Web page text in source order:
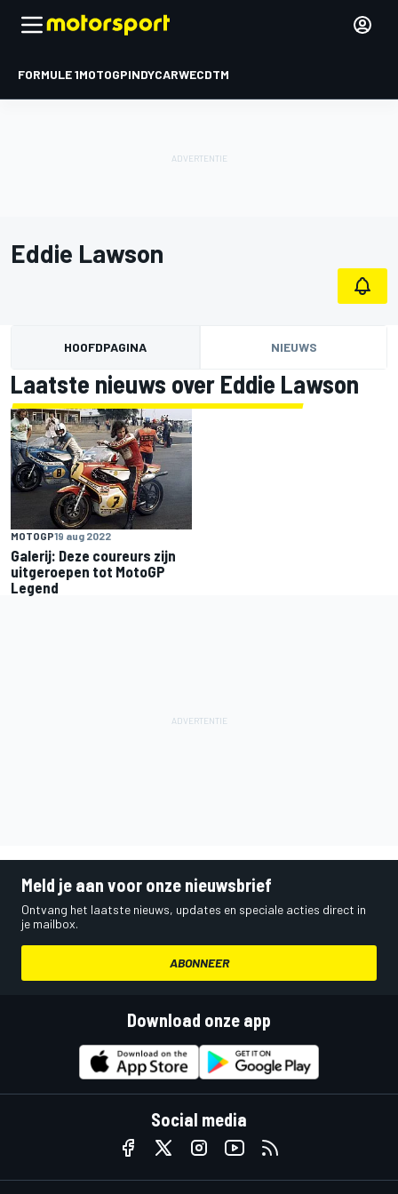
FORMULE 1MOTOGPINDYCARWECDTM
Eddie Lawson
HOOFDPAGINA NIEUWS
Laatste nieuws over Eddie Lawson
MOTOGP19 aug 2022
Galerij: Deze coureurs zijn
uitgeroepen tot MotoGP
Legend
Meld je aan voor onze nieuwsbrief
Ontvang het laatste nieuws, updates en speciale acties direct in
je mailbox.
ABONNEER
Download onze app
Social media